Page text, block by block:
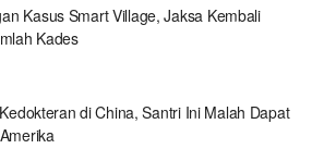
Kasus Smart Village, Jaksa Kembali
Kades
di China, Santri Ini Malah Dapat